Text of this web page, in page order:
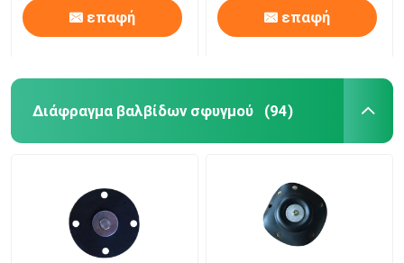
επαφή επαφή
Διάφραγμα βαλβίδων σφυγμού (94)